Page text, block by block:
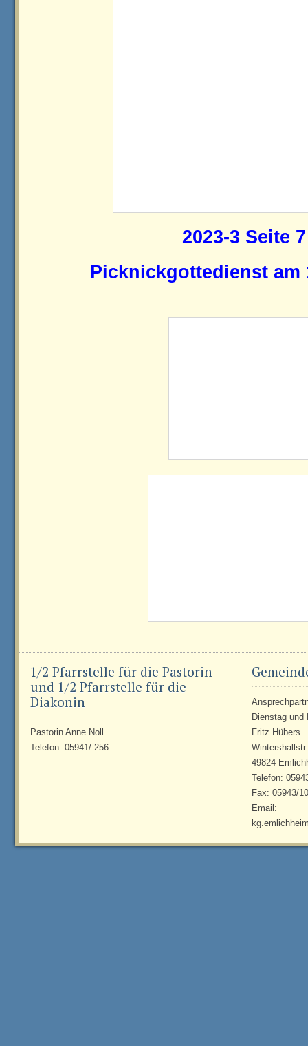
2023-3 Seite 7
Picknickgottedienst am
1/2 Pfarrstelle für die Pastorin
und 1/2 Pfarrstelle für die
Diakonin
Pastorin Anne Noll
Telefon: 05941/ 256
Dienstag und
Fritz Hübers
49824
Telefon:
Fax: 05943/
Email: